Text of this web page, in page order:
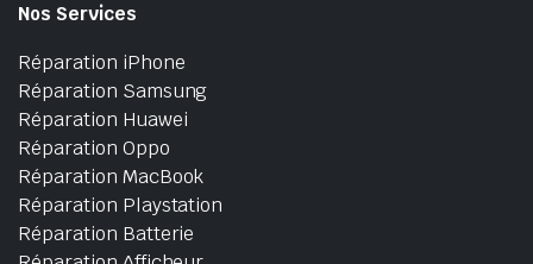
Nos Services
Réparation iPhone
Réparation Samsung
Réparation Huawei
Réparation Oppo
Réparation MacBook
Réparation Playstation
Réparation Batterie